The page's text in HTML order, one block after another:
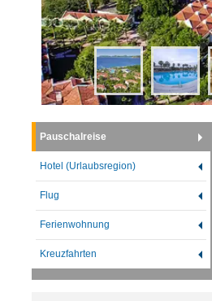
Pauschalreise
Hotel (Urlaubsregion)
Flug
Ferienwohnung
Kreuzfahrten